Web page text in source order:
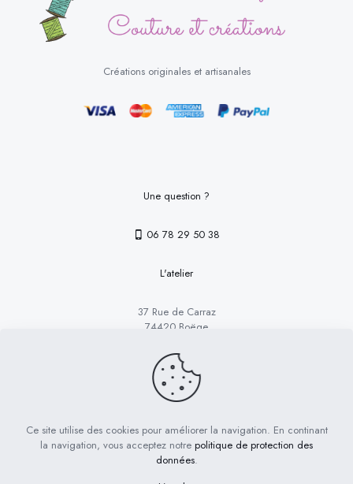
Créations originales et artisanales
Une question ?
06 78 29 50 38
L'atelier
37 Rue de Carraz
74420 Boëge
Les Boutons de Suzanne @ copyright 2023
Conditions générales
Mentions légales
Ce site utilise des cookies pour améliorer la navigation. En continant
la navigation, vous acceptez notre politique de protection des
données.